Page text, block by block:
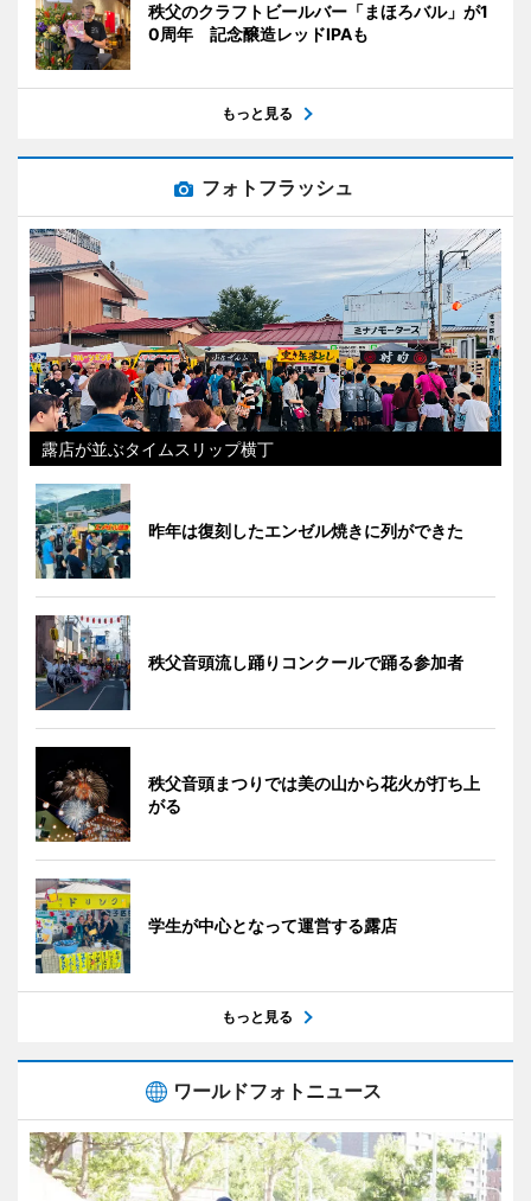
秩父のクラフトビールバー「まほろバル」が1
0周年 記念醸造レッドIPAも
もっと見る
フォトフラッシュ
露店が並ぶタイムスリップ横丁
昨年は復刻したエンゼル焼きに列ができた
秩父音頭流し踊りコンクールで踊る参加者
秩父音頭まつりでは美の山から花火が打ち上
がる
学生が中心となって運営する露店
もっと見る
ワールドフォトニュース